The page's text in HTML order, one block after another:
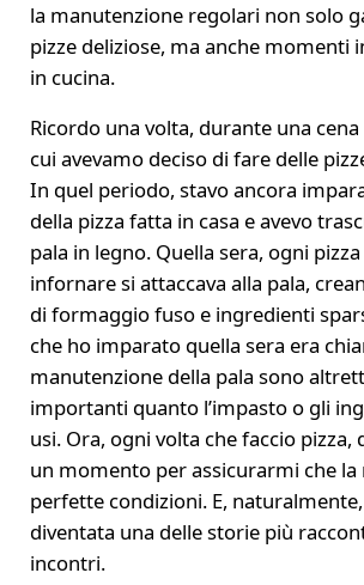
la manutenzione regolari non solo
pizze deliziose, ma anche momenti
in cucina.
Ricordo una volta, durante una
cui avevamo deciso di fare delle
In quel periodo, stavo ancora
della pizza fatta in casa e avevo
pala in legno. Quella sera, ogni
infornare si attaccava alla pala,
di formaggio fuso e ingredienti
che ho imparato quella sera era
manutenzione della pala sono
importanti quanto l’impasto o gli
usi. Ora, ogni volta che faccio pizza,
un momento per assicurarmi che la
perfette condizioni. E,
diventata una delle storie più
incontri.